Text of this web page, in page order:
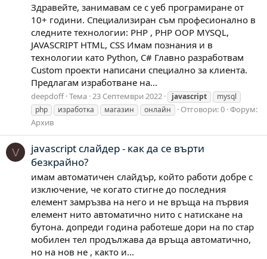
Здравейте, занимавам се с уеб програмиране от
10+ години. Специализиран съм професионално в
следните технологии: PHP , PHP OOP MYSQL,
JAVASCRIPT HTML, CSS Имам познания и в
технологии като Python, C# Главно разработвам
Custom проекти написани специално за клиента.
Предлагам изработване на...
deepdoff Тема 23 Септември 2022 javascript
mysql
php
изработка магазин онлайн Отговори: 0 Форум:
Архив
V
javascript слайдер - как да се върти
безкрайно?
имам автоматичен слайдър, който работи добре с
изключение, че когато стигне до последния
елемент замръзва на него и не връща на първия
елемент нито автоматично нито с натискане на
бутона. допреди година работеше дори на по стар
мобилен тел продължава да връща автоматично,
но на нов не , както и...